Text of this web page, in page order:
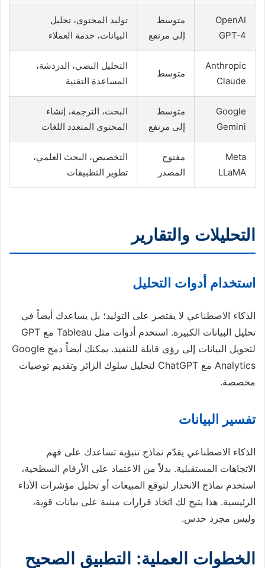
OpenAI
GPT‑4
متوسط
إلى مرتفع
توليد المحتوى، تحليل
البيانات، خدمة العملاء
Anthropic
Claude
متوسط
التحليل النصي، الدردشة،
المساعدة التقنية
Google
Gemini
متوسط
إلى مرتفع
البحث، الترجمة، إنشاء
المحتوى المتعدد اللغات
Meta
LLaMA
مفتوح
المصدر
التخصيص، البحث العلمي،
تطوير التطبيقات
التحليلات والتقارير
استخدام أدوات التحليل
الذكاء الاصطناعي لا يقتصر على التوليد؛ بل يساعدك أيضاً في
تحليل البيانات الكبيرة. استخدم أدوات مثل Tableau مع GPT
لتحويل البيانات إلى رؤى قابلة للتنفيذ. يمكنك أيضاً دمج Google
Analytics مع ChatGPT لتحليل سلوك الزائر وتقديم توصيات
مخصصة.
تفسير البيانات
الذكاء الاصطناعي يقدّم نماذج تنبؤية تساعدك على فهم
الاتجاهات المستقبلية. بدلاً من الاعتماد على الأرقام السطحية،
استخدم نماذج الانحدار لتوقع المبيعات أو تحليل مؤشرات الأداء
الرئيسية. هذا يتيح لك اتخاذ قرارات مبنية على بيانات قوية،
وليس مجرد حدس.
الخطوات العملية: التطبيق الصحيح